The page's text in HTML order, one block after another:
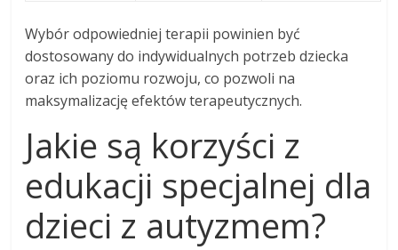
Wybór odpowiedniej terapii powinien być
dostosowany do indywidualnych potrzeb dziecka
oraz ich poziomu rozwoju, co pozwoli na
maksymalizację efektów terapeutycznych.
Jakie są korzyści z
edukacji specjalnej dla
dzieci z autyzmem?